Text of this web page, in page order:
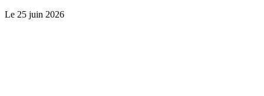
Le 25 juin 2026